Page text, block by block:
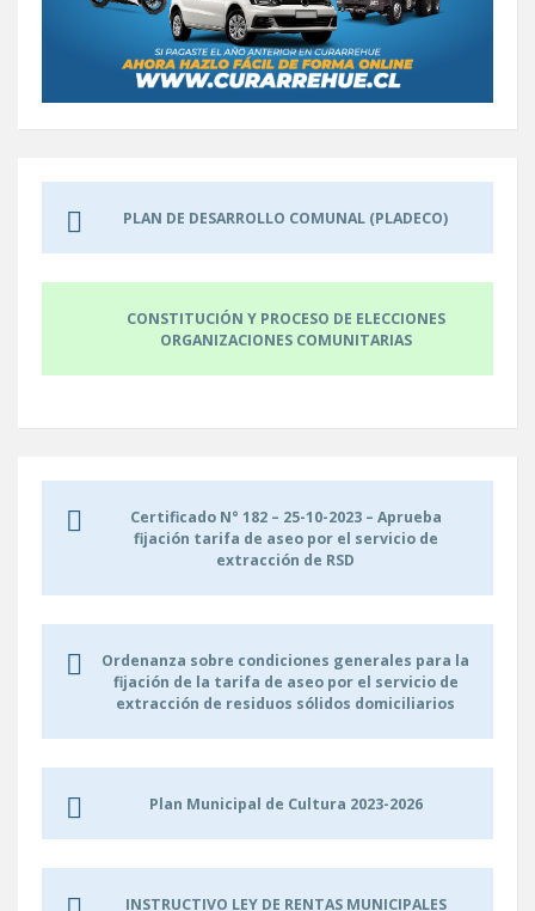
PLAN DE DESARROLLO COMUNAL (PLADECO)
CONSTITUCIÓN Y PROCESO DE ELECCIONES
ORGANIZACIONES COMUNITARIAS
Certificado N° 182 – 25-10-2023 – Aprueba
fijación tarifa de aseo por el servicio de
extracción de RSD
Ordenanza sobre condiciones generales para la
fijación de la tarifa de aseo por el servicio de
extracción de residuos sólidos domiciliarios
Plan Municipal de Cultura 2023-2026
INSTRUCTIVO LEY DE RENTAS MUNICIPALES